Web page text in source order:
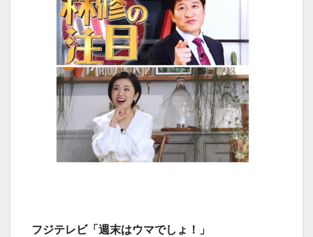
フジテレビ「週末はウマでしょ！」